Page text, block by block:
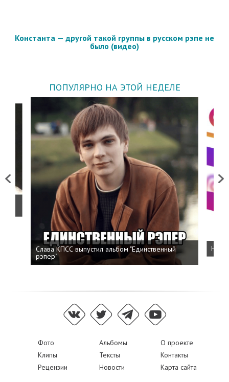
Константа — другой такой группы в русском рэпе не
было (видео)
ПОПУЛЯРНО НА ЭТОЙ НЕДЕЛЕ
Previous
Слава КПСС выпустил альбом "Единственный
рэпер"
Next
Фото Альбомы
О проекте
Клипы
Тексты
Контакты
Рецензии
Новости Карта сайта